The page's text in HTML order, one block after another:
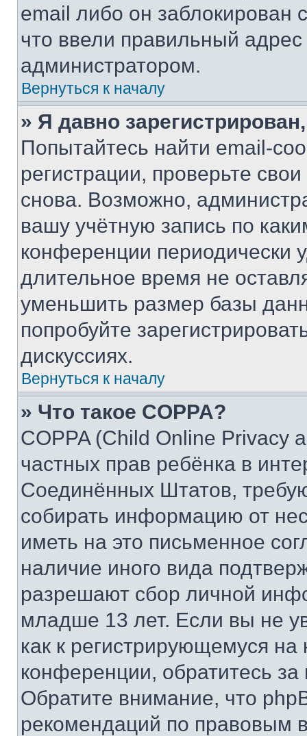
email либо он
что ввели правильный адрес
администратором.
Вернуться к началу
» Я давно
Попытайтесь найти email-
регистрации, проверьте
снова. Возможно,
вашу учётную запись по
конференции периодически
длительное время не
уменьшить размер базы
попробуйте
дискуссиях.
Вернуться к началу
» Что такое COPPA?
COPPA (Child Online Privacy
частных прав ребёнка в
Соединённых Штатов,
собирать информацию от
иметь на это письменное
наличие иного вида
разрешают сбор личной
младше 13 лет. Если вы не
как к регистрирующемуся
конференции, обратитесь
Обратите внимание, что
рекомендаций по правовым